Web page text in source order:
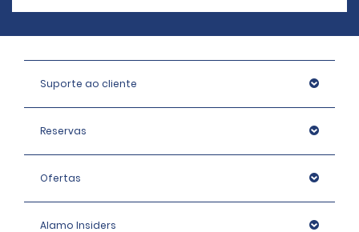
Suporte ao cliente
Reservas
Ofertas
Alamo Insiders